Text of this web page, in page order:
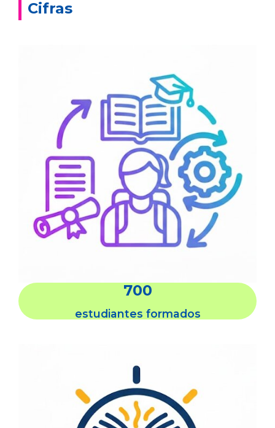
Cifras
700
estudiantes formados